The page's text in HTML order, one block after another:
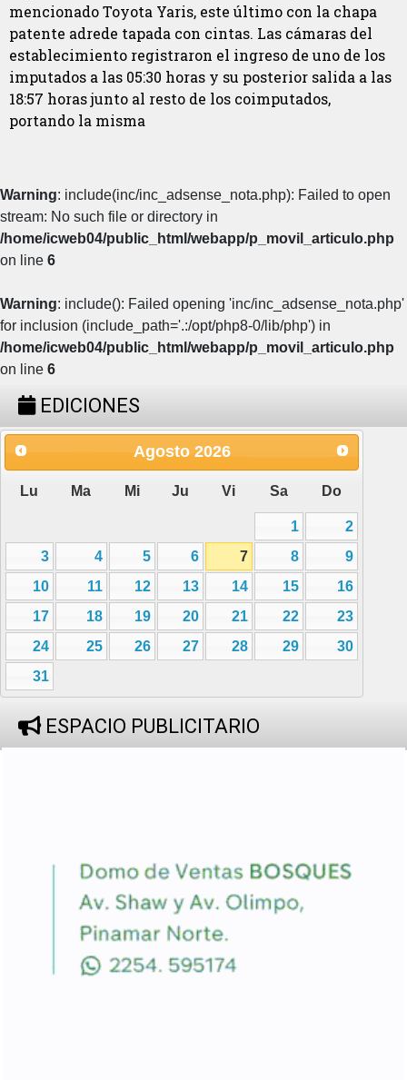
mencionado Toyota Yaris, este último con la chapa
patente adrede tapada con cintas. Las cámaras del
establecimiento registraron el ingreso de uno de los
imputados a las 05:30 horas y su posterior salida a las
18:57 horas junto al resto de los coimputados,
portando la misma
Warning: include(inc/inc_adsense_nota.php): Failed to open
stream: No such file or directory in
/home/icweb04/public_html/webapp/p_movil_articulo.php
on line 6
Warning: include(): Failed opening 'inc/inc_adsense_nota.php'
for inclusion (include_path='.:/opt/php8-0/lib/php') in
/home/icweb04/public_html/webapp/p_movil_articulo.php
on line 6
EDICIONES
Agosto 2026
Lu Ma Mi Ju Vi Sa Do
1
2
3
4 5 6 7 8
9
10
11 12 13 14 15
16
17
18 19 20 21 22
23
24
25 26 27 28 29
30
31
ESPACIO PUBLICITARIO